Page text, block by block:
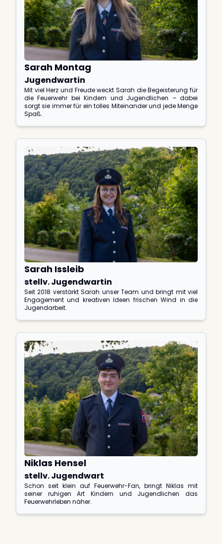
Sarah Montag
Jugendwartin
Mit viel Herz und Freude weckt Sarah die Begeisterung für
die Feuerwehr bei Kindern und Jugendlichen – dabei
sorgt sie immer für ein tolles Miteinander und jede Menge
Spaß.
Sarah Issleib
stellv. Jugendwartin
Seit 2018 verstärkt Sarah unser Team und bringt mit viel
Engagement und kreativen Ideen frischen Wind in die
Jugendarbeit.
Niklas Hensel
stellv. Jugendwart
Schon seit klein auf Feuerwehr-Fan, bringt Niklas mit
seiner ruhigen Art Kindern und Jugendlichen das
Feuerwehrleben näher.